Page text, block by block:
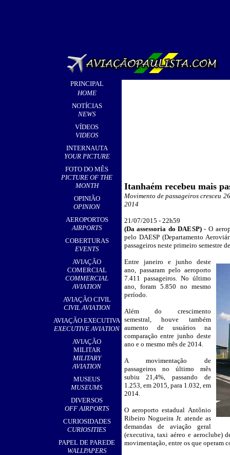
PRINCIPAL
HOME
NOTÍCIAS
NEWS
VÍDEOS
VIDEOS
INTERNAUTA
YOUR PICTURE
FOTO DO MÊS
PICTURE OF THE
MONTH
OPINIÃO
OPINION
AEROPORTOS
AIRPORTS
,
COBERTURAS
EVENTS
AVIAÇÃO
COMERCIAL
COMMERCIAL
AVIATION
AVIAÇÃO CIVIL
CIVIL AVIATION
AVIAÇÃO EXECUTIVA
EXECUTIVE AVIATION
AVIAÇÃO
MILITAR
MILITARY
AVIATION
MUSEUS
MUSEUMS
DIVERSOS
OFF AIRPORTS
CURIOSIDADES
CURIOSITIES
PAPEL DE PAREDE
WALLPAPERS
Itanhaém recebeu mais
Movimento de passageiros cresceu
2014
21/07/2015 - 22h59
(Da assessoria do DAESP) - O
pelo DAESP (Departamento
passageiros neste primeiro semestre
__
Entre janeiro e junho deste
ano, passaram pelo aeroporto
7.411 passageiros. No último
ano, foram 5.850 no mesmo
período.
Além do crescimento
semestral, houve também
aumento de usuários na
comparação entre junho deste
ano e o mesmo mês de 2014.
A movimentação de
passageiros no último mês
subiu 21,4%, passando de
1.253, em 2015, para 1.032, em
2014.
O aeroporto estadual Antônio
Ribeiro Nogueira Jr. atende as
demandas de aviação geral
(executiva, taxi aéreo e aeroclube)
movimentação, entre os que operam